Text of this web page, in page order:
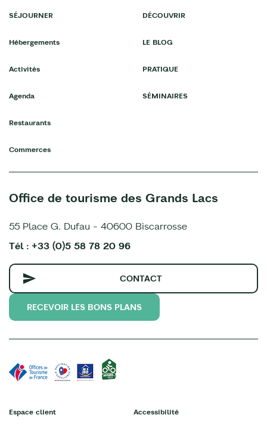
SÉJOURNER
Hébergements
Activités
Agenda
Restaurants
Commerces
DÉCOUVRIR
LE BLOG
PRATIQUE
SÉMINAIRES
Office de tourisme des Grands Lacs
55 Place G. Dufau - 40600 Biscarrosse
Tél : +33 (0)5 58 78 20 96
CONTACT
RECEVOIR LES BONS PLANS
Espace client Accessibilité